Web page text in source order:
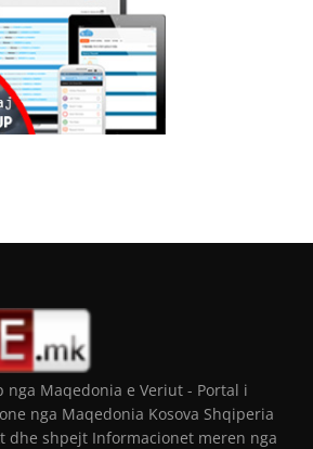
nga Maqedonia e Veriut - Portal i
nga Maqedonia Kosova Shqiperia
dhe shpejt Informacionet meren nga